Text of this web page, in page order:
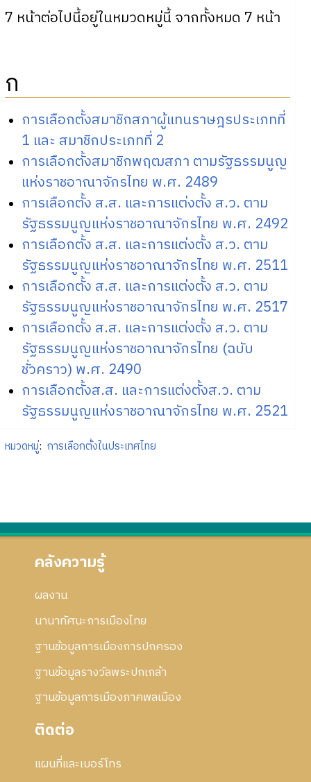
7 หน้าต่อไปนี้อยู่ในหมวดหมู่นี้ จากทั้งหมด 7 หน้า
ก
การเลือกตั้งสมาชิกสภาผู้แทนราษฎรประเภทที่
1 และ สมาชิกประเภทที่ 2
การเลือกตั้งสมาชิกพฤฒสภา ตามรัฐธรรมนูญ
แห่งราชอาณาจักรไทย พ.ศ. 2489
การเลือกตั้ง ส.ส. และการแต่งตั้ง ส.ว. ตาม
รัฐธรรมนูญแห่งราชอาณาจักรไทย พ.ศ. 2492
การเลือกตั้ง ส.ส. และการแต่งตั้ง ส.ว. ตาม
รัฐธรรมนูญแห่งราชอาณาจักรไทย พ.ศ. 2511
การเลือกตั้ง ส.ส. และการแต่งตั้ง ส.ว. ตาม
รัฐธรรมนูญแห่งราชอาณาจักรไทย พ.ศ. 2517
การเลือกตั้ง ส.ส. และการแต่งตั้ง ส.ว. ตาม
รัฐธรรมนูญแห่งราชอาณาจักรไทย (ฉบับ
ชั่วคราว) พ.ศ. 2490
การเลือกตั้งส.ส. และการแต่งตั้งส.ว. ตาม
รัฐธรรมนูญแห่งราชอาณาจักรไทย พ.ศ. 2521
หมวดหมู่: การเลือกตั้งในประเทศไทย
คลังความรู้
ผลงาน
นานาทัศนะการเมืองไทย
ฐานข้อมูลการเมืองการปกครอง
ฐานข้อมูลรางวัลพระปกเกล้า
ฐานข้อมูลการเมืองภาคพลเมือง
ติดต่อ
แผนที่และเบอร์โทร